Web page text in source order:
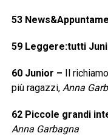
53
59 Leggere:tutti
60 Junior –
Il
più ragazzi, Anna
62 Piccole grandi
Anna Garbagna